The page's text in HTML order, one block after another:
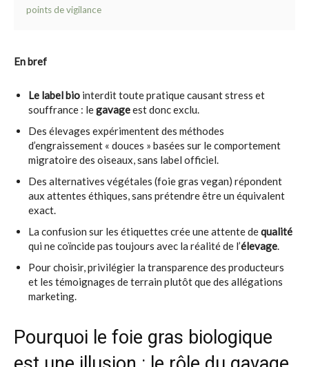
points de vigilance
En bref
Le label bio interdit toute pratique causant stress et
souffrance : legavageest donc exclu.
Des élevages expérimentent des méthodes
d’engraissement « douces » basées sur le comportement
migratoire des oiseaux, sans label officiel.
Des alternatives végétales (foie gras vegan) répondent
aux attentes éthiques, sans prétendre être un équivalent
exact.
La confusion sur les étiquettes crée une attente dequalité
qui ne coïncide pas toujours avec la réalité de l’élevage.
Pour choisir, privilégier la transparence des producteurs
et les témoignages de terrain plutôt que des allégations
marketing.
Pourquoi le foie gras biologique